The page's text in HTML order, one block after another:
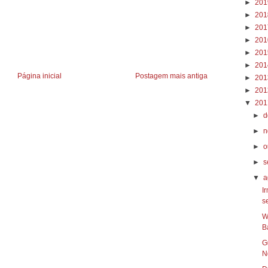
Postagem mais antiga
Página inicial
►
►
►
►
►
►
►
►
▼
►
►
►
►
▼